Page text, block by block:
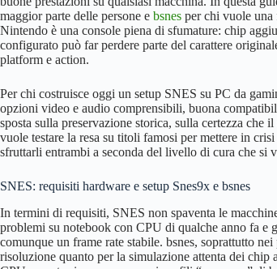
maggior parte delle persone e bsnes per chi vuole una
Nintendo è una console piena di sfumature: chip
configurato può far perdere parte del carattere
platform e action.
Per chi costruisce oggi un setup SNES su PC da
opzioni video e audio comprensibili, buona
sposta sulla preservazione storica, sulla certezza
vuole testare la resa su titoli famosi per mettere in
sfruttarli entrambi a seconda del livello di cura che si
SNES: requisiti hardware e setup Snes9x e bsnes
In termini di requisiti, SNES non spaventa le
problemi su notebook con CPU di qualche anno fa e
comunque un frame rate stabile. bsnes, soprattutto
risoluzione quanto per la simulazione attenta dei